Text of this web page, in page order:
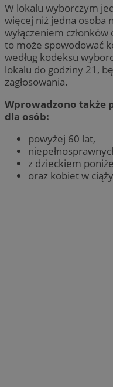
W lokalu wyborczym
więcej niż jedna osoba
wyłączeniem
to może spowodować
według kodeksu
lokalu do godziny 21,
zagłosowania.
Wprowadzono także
dla osób:
powyżej 60 lat,
z dzieckiem
oraz kobiet w